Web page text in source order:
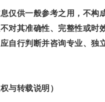
仅供一般参考之用，不构
对其准确性、完整性或时
自行判断并咨询专业、独
与转载说明）